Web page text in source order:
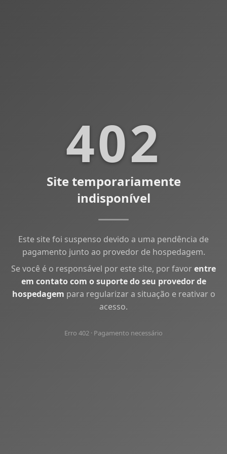
402
Site temporariamente
indisponível
Este site foi suspenso devido a uma pendência de
pagamento junto ao provedor de hospedagem.
Se você é o responsável por este site, por favorentre
em contato com o suporte do seu provedor de
hospedagem para regularizar a situação e reativar o
acesso.
Erro 402 · Pagamento necessário